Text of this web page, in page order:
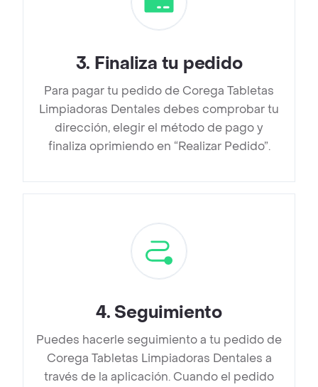
3. Finaliza tu pedido
Para pagar tu pedido de Corega Tabletas
Limpiadoras Dentales debes comprobar tu
dirección, elegir el método de pago y
finaliza oprimiendo en “Realizar Pedido”.
4. Seguimiento
Puedes hacerle seguimiento a tu pedido de
Corega Tabletas Limpiadoras Dentales a
través de la aplicación. Cuando el pedido